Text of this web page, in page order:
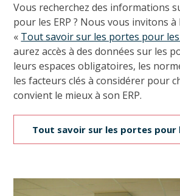
Vous recherchez des informations
pour les ERP ? Nous vous invitons
« Tout savoir sur les portes pour les
aurez accès à des données sur les
leurs espaces obligatoires, les
les facteurs clés à considérer pour
convient le mieux à son ERP.
Tout savoir sur les portes pour